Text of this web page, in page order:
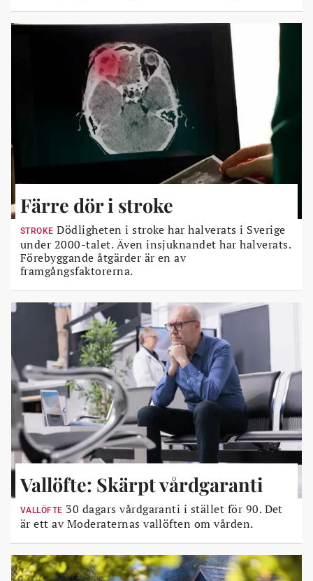
Färre dör i stroke
STROKE Dödligheten i stroke har halverats i Sverige
under 2000-talet. Även insjuknandet har halverats.
Förebyggande åtgärder är en av
framgångsfaktorerna.
Vallöfte: Skärpt vårdgaranti
VALLÖFTE 30 dagars vårdgaranti i stället för 90. Det
är ett av Moderaternas vallöften om vården.